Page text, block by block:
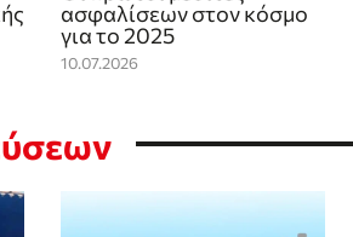
ασφαλίσεων στον κόσμο
για το 2025
10.07.2026